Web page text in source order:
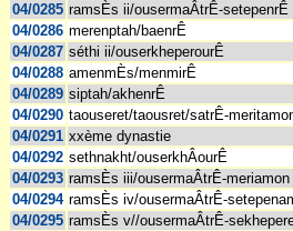
04/0285 ramsÈs ii/ousermaÂtrÊ-setepenrÊ
04/0286 merenptah/baenrÊ
04/0287 séthi ii/ouserkheperourÊ
04/0288 amenmÈs/menmirÊ
04/0289 siptah/akhenrÊ
04/0290 taouseret/taousret/satrÊ-
04/0291 xxème dynastie
04/0292 sethnakht/ouserkhÂourÊ
04/0293 ramsÈs iii/ousermaÂtrÊ-meriamon
04/0294 ramsÈs iv/ousermaÂtrÊ-
04/0295 ramsÈs v//ousermaÂtrÊ-